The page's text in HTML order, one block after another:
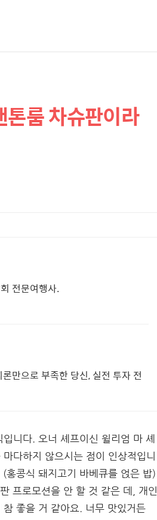
톤룸 차슈판이라
전문여행사.
만으로 부족한 당신, 실전 투자 전
니다. 오너 셰프이신 윌리엄 마 셰
다하지 않으시는 점이 인상적입니
콩식 돼지고기 바베큐를 얹은 밥)
프로모션을 안 할 것 같은 데, 개인
좋을 거 같아요. 너무 맛있거든